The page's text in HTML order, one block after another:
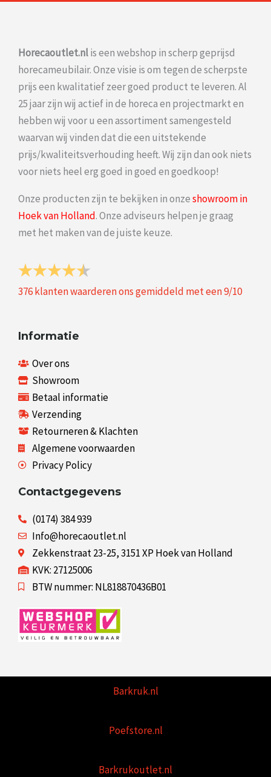
Horecaoutlet.nlis een webshop in scherp geprijsd
horecameubilair. Onze visie is om tegen de scherpste
prijs een kwalitatief zeer goed product te leveren. Al
25 jaar zijn wij actief in de horeca en projectmarkt en
hebben wij voor u een assortiment samengesteld
waarvan wij vinden dat die een uitstekende
prijs/kwaliteitsverhouding heeft. Wij zijn dan ook niets
voor niets heel erg goed in goed en goedkoop!
Onze producten zijn te bekijken in onzeshowroom in
Hoek van Holland. Onze adviseurs helpen je graag
met het maken van de juiste keuze.
376klanten waarderen ons gemiddeld met een9/10
Informatie
Over ons
Showroom
Betaal informatie
Verzending
Retourneren & Klachten
Algemene voorwaarden
Privacy Policy
Contactgegevens
(0174) 384 939
Info@horecaoutlet.nl
Zekkenstraat 23-25, 3151 XP Hoek van Holland
KVK: 27125006
BTW nummer: NL818870436B01
Barkruk.nl
Poefstore.nl
Barkrukoutlet.nl